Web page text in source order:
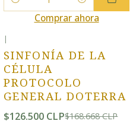
Cantidad
Comprar ahora
|
SINFONÍA DE LA
CÉLULA
PROTOCOLO
GENERAL DOTERRA
$126.500 CLP$168.668 CLP